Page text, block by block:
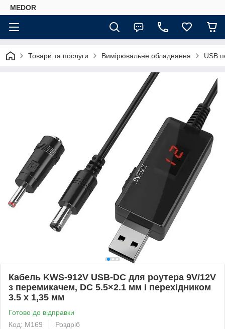
MEDOR
Товари та послуги Вимірювальне обладнання USB
Кабель KWS-912V USB-DC для роутера 9V/12V
з перемикачем, DC 5.5×2.1 мм і перехідником
3.5 х 1,35 мм
Готово до відправки
Код: M169
Роздріб